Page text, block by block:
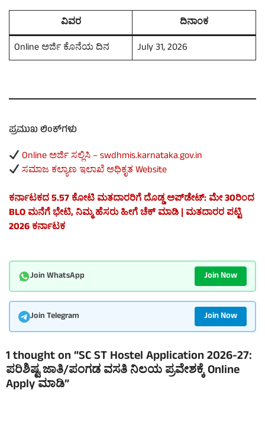
ವಿವರ
ದಿನಾಂಕ
Online ಅರ್ಜಿ ಕೊನೆಯ ದಿನ
July 31, 2026
ಪ್ರಮುಖ ಲಿಂಕ್‌ಗಳು
Online ಅರ್ಜಿ ಸಲ್ಲಿಸಿ – swdhmis.karnataka.gov.in
ಸಮಾಜ ಕಲ್ಯಾಣ ಇಲಾಖೆ ಅಧಿಕೃತ Website
ಕರ್ನಾಟಕದ 5.57 ಕೋಟಿ ಮತದಾರರಿಗೆ ದೊಡ್ಡ ಅಪ್‌ಡೇಟ್: ಮೇ 30ರಿಂದ
BLO ಮನೆಗೆ ಭೇಟಿ, ನಿಮ್ಮ ಹೆಸರು ಹೀಗೆ ಚೆಕ್ ಮಾಡಿ | ಮತದಾರರ ಪಟ್ಟಿ
2026 ಕರ್ನಾಟಕ
Join WhatsApp Join Now
Join Telegram Join Now
1 thought on “SC ST Hostel Application 2026-27:
ಪರಿಶಿಷ್ಟ ಜಾತಿ/ಪಂಗಡ ವಸತಿ ನಿಲಯ ಪ್ರವೇಶಕ್ಕೆ Online
Apply ಮಾಡಿ”